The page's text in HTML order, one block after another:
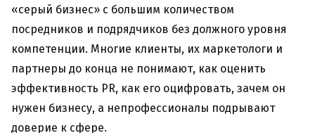
«серый бизнес» с большим количеством
посредников и подрядчиков без должного уровня
компетенции. Многие клиенты, их маркетологи и
партнеры до конца не понимают, как оценить
эффективность PR, как его оцифровать, зачем он
нужен бизнесу, а непрофессионалы подрывают
доверие к сфере.